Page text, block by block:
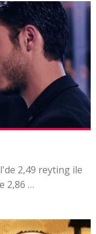
2,49 reyting ile
2,86 …